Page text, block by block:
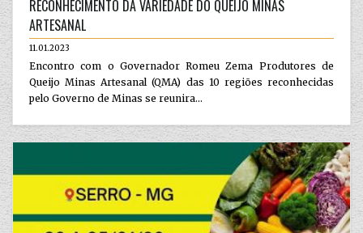
RECONHECIMENTO DA VARIEDADE DO QUEIJO MINAS
ARTESANAL
11.01.2023
Encontro com o Governador Romeu Zema Produtores de
Queijo Minas Artesanal (QMA) das 10 regiões reconhecidas
pelo Governo de Minas se reunira...